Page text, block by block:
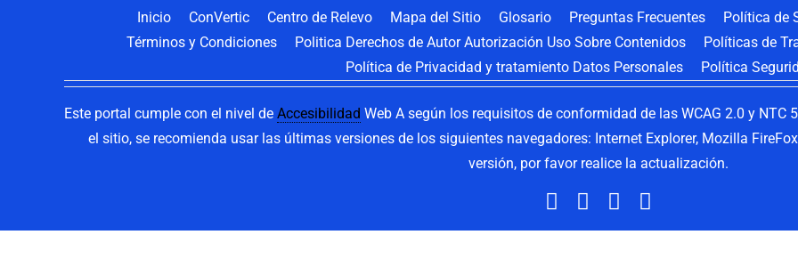
Inicio ConVertic Centro de Relevo Mapa del Sitio Glosario Preguntas Frecuentes
Política de
Términos y Condiciones
Politica Derechos de Autor Autorización Uso Sobre Contenidos
Políticas de
Política de Privacidad y tratamiento Datos Personales
Política
Este portal cumple con el nivel de Accesibilidad Web A según los requisitos de conformidad de las WCAG 2.0 y
el sitio, se recomienda usar las últimas versiones de los siguientes navegadores: Internet Explorer, Mozilla
versión, por favor realice la actualización.